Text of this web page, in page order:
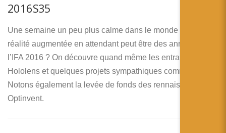
2016S35
Une semaine un peu plus calme dans le monde de la
réalité augmentée en attendant peut être des annonces à
l’IFA 2016 ? On découvre quand même les entrailles de
Hololens et quelques projets sympathiques comme Egger !
Notons également la levée de fonds des rennais de
Optinvent.